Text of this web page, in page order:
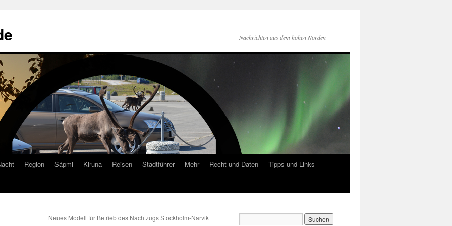
Nachrichten aus dem hohen Norden
Region Sápmi Kiruna Reisen Stadtführer Mehr Recht und Daten
Tipps und Links
Neues Modell für Betrieb des Nachtzugs Stockholm-Narvik